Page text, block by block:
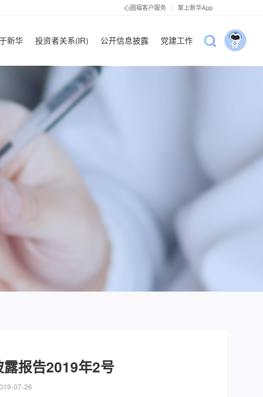
心圆福客户服务 | 掌上新华App
新华 投资者关系(IR) 公开信息披露 党建工作
报告2019年2号
07-26